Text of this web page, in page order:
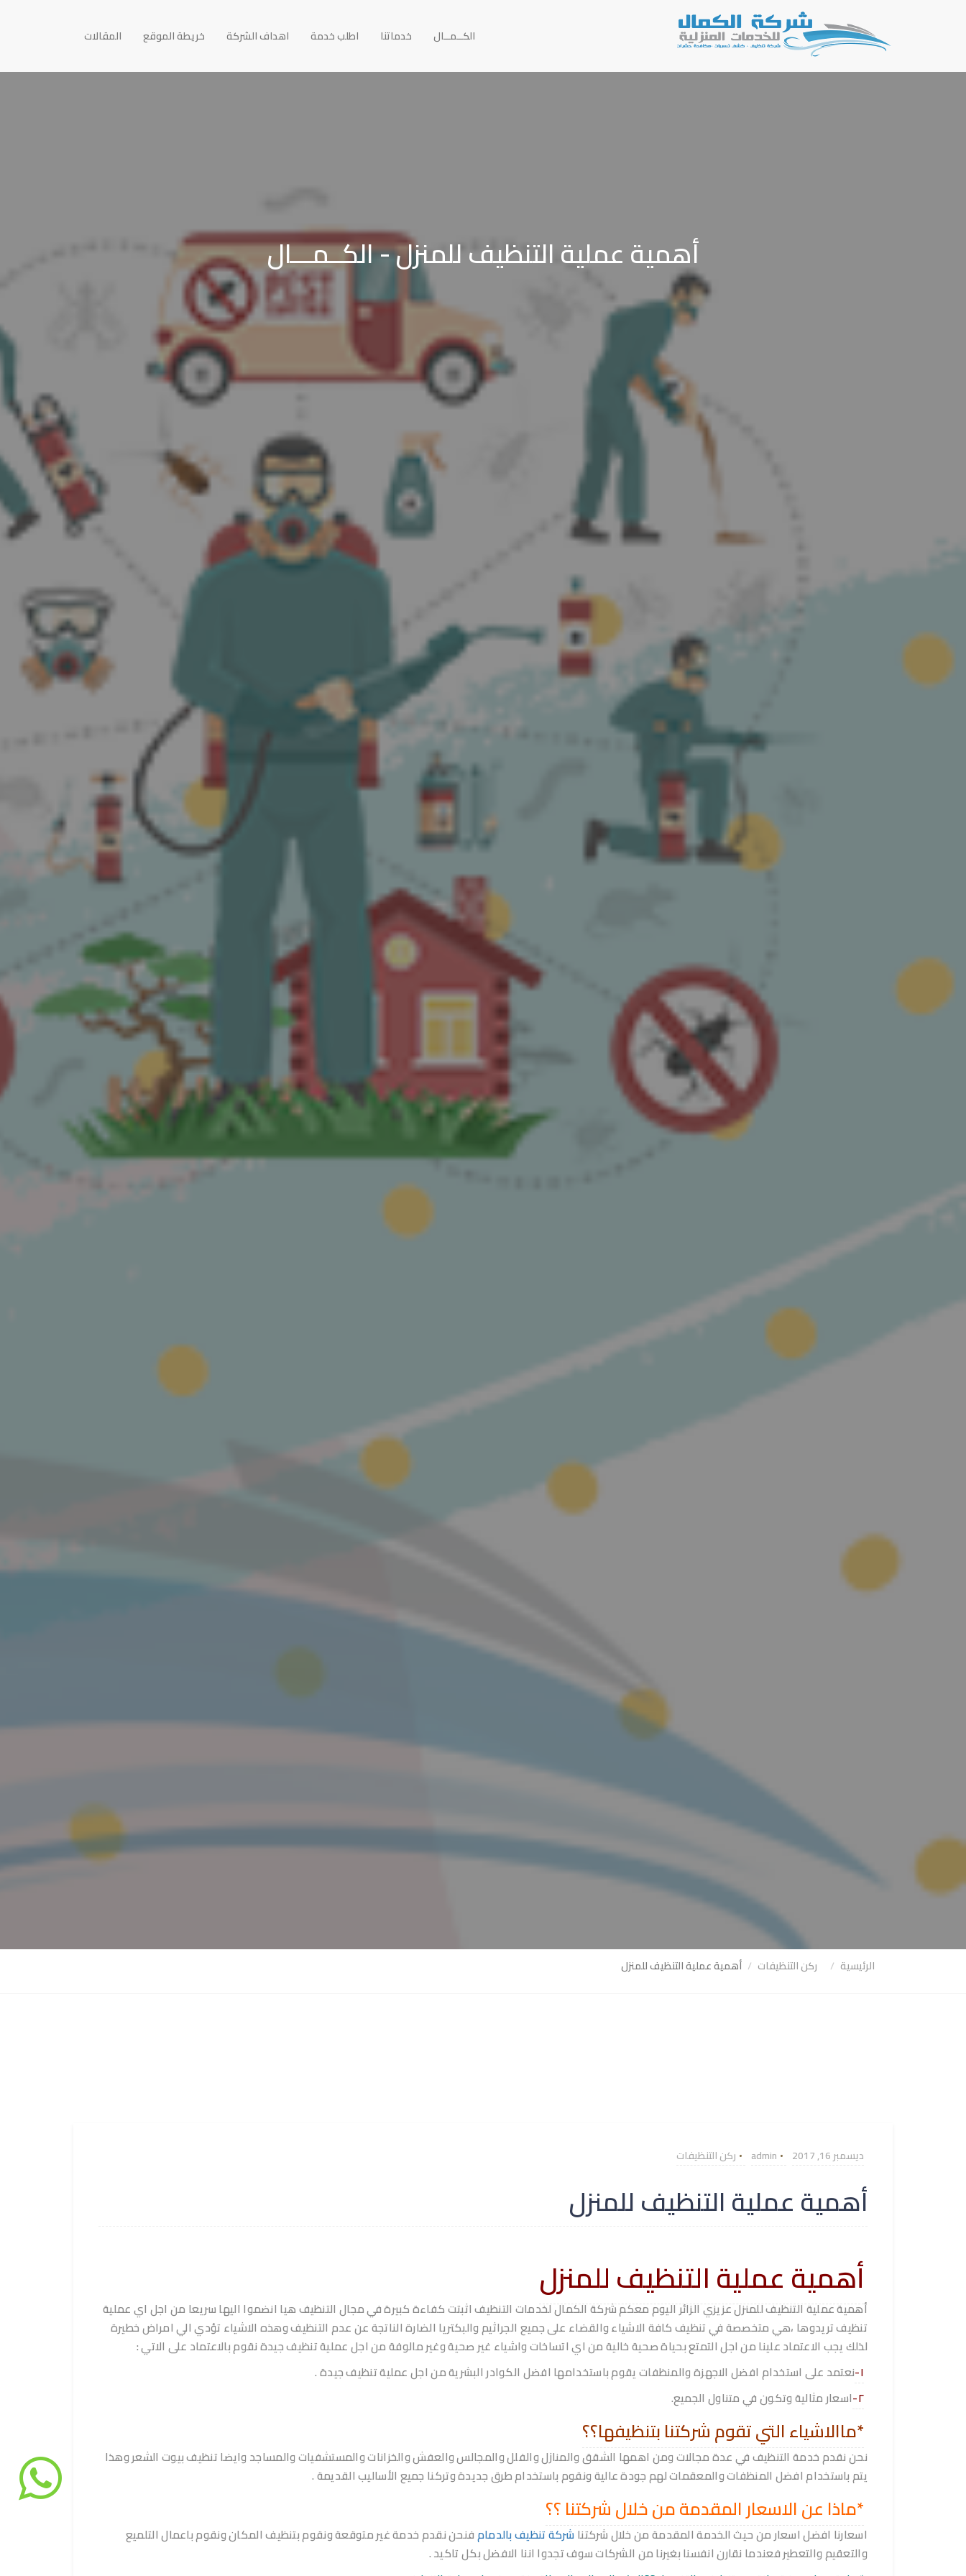
الكــمــال خدماتنا اطلب خدمة اهداف الشركة خريطة الموقع المقالات
أهمية عملية التنظيف للمنزل - الكــمـــال
الرئيسية ركن التنظيفات أهمية عملية التنظيف للمنزل
ديسمبر 16, 2017 admin ركن التنظيفات
أهمية عملية التنظيف للمنزل
أهمية عملية التنظيف للمنزل
أهمية عملية التنظيف للمنزل عزيزي الزائر اليوم معكم شركة الكمال لخدمات التنظيف اثبتت كفاءة كبيرة في مجال التنظيف هيا انضموا اليها سريعا من اجل اي عملية
تنظيف تريدوها ،هي متخصصة في تنظيف كافة الاشياء والقضاء على جميع الجراثيم والبكتريا الضارة الناتجة عن عدم التنظيف وهذه الاشياء تؤدي الي امراض خطيرة
لذلك يجب الاعتماد علينا من اجل التمتع بحياة صحية خالية من اي اتساخات واشياء غير صحية وغير مالوفة من اجل عملية تنظيف جيدة نقوم بالاعتماد على الاتي :
١- نعتمد على استخدام افضل الاجهزة والمنظفات يقوم باستخدامها افضل الكوادر البشرية من اجل عملية تنظيف جيدة .
٢- اسعار مثالية وتكون في متناول الجميع.
*ماالاشياء التي تقوم شركتنا بتنظيفها؟؟
نحن نقدم خدمة التنظيف في عدة مجالات ومن اهمها الشقق والمنازل والفلل والمجالس والعفش والخزانات والمستشفيات والمساجد وايضا تنظيف بيوت الشعر وهذا
يتم باستخدام افضل المنظفات والمعقمات لهم جودة عالية ونقوم باستخدام طرق جديدة وتركنا جميع الأساليب القديمة .
*ماذا عن الاسعار المقدمة من خلال شركتنا ؟؟
اسعارنا افضل اسعار من حيث الخدمة المقدمة من خلال شركتناشركة تنظيف بالدمامفنحن نقدم خدمة غير متوقعة ونقوم بتنظيف المكان ونقوم باعمال التلميع
والتعقيم والتعطير فعندما نقارن انفسنا بغيرنا من الشركات سوف تجدوا اننا الافضل بكل تاكيد .